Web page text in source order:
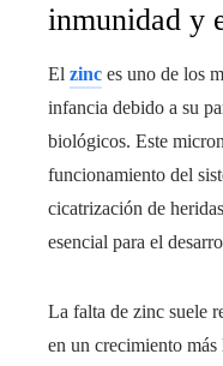
inmunidad y
El zinc es uno de los
infancia debido a su
biológicos. Este
funcionamiento del
cicatrización de
esencial para el
La falta de zinc suele
en un crecimiento